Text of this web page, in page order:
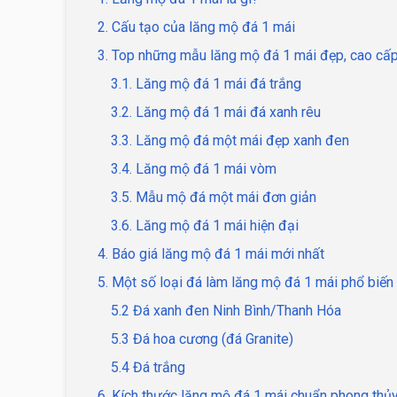
2. Cấu tạo của lăng mộ đá 1 mái
3. Top những mẫu lăng mộ đá 1 mái đẹp, cao
3.1. Lăng mộ đá 1 mái đá trắng
3.2. Lăng mộ đá 1 mái đá xanh rêu
3.3. Lăng mộ đá một mái đẹp xanh đen
3.4. Lăng mộ đá 1 mái vòm
3.5. Mẫu mộ đá một mái đơn giản
3.6. Lăng mộ đá 1 mái hiện đại
4. Báo giá lăng mộ đá 1 mái mới nhất
5. Một số loại đá làm lăng mộ đá 1 mái phổ biến
5.2 Đá xanh đen Ninh Bình/Thanh Hóa
5.3 Đá hoa cương (đá Granite)
5.4 Đá trắng